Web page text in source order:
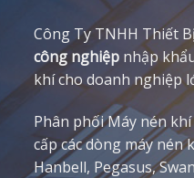
Công Ty TNHH Thiết
công nghiệp nhập
khí cho doanh nghiệp
Phân phối Máy nén
cấp các dòng máy nén
Hanbell, Pegasus,